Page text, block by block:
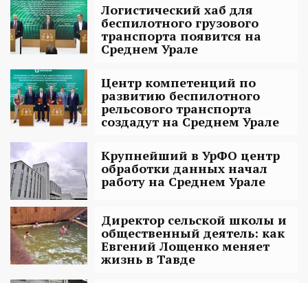
Логистический хаб для
беспилотного грузового
транспорта появится на
Среднем Урале
Центр компетенций по
развитию беспилотного
рельсового транспорта
создадут на Среднем Урале
Крупнейший в УрФО центр
обработки данных начал
работу на Среднем Урале
Директор сельской школы и
общественный деятель: как
Евгений Лощенко меняет
жизнь в Тавде